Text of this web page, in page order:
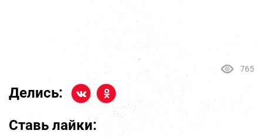
765
Делись:
Ставь лайки: